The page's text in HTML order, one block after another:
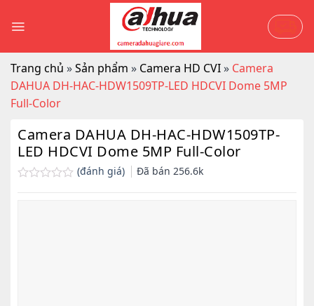
Trang chủ »Sản phẩm » Camera HD CVI» Camera
DAHUA DH-HAC-HDW1509TP-LED HDCVI Dome 5MP
Full-Color
Camera DAHUA DH-HAC-HDW1509TP-
LED HDCVI Dome 5MP Full-Color
(đánh giá) Đã bán 256.6k